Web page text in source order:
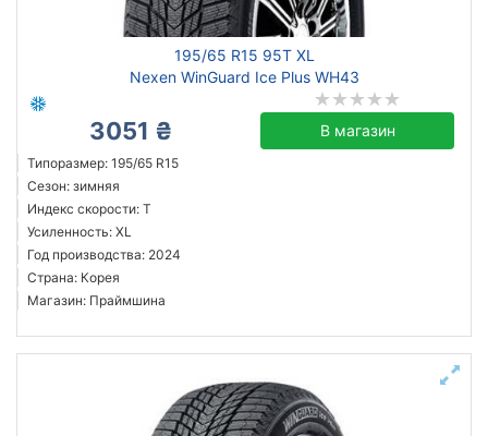
195/65 R15 95T XL
Nexen WinGuard Ice Plus WH43
3051 ₴ В магазин
Типоразмер: 195/65 R15
Сезон: зимняя
Индекс скорости: T
Усиленность: XL
Год производства: 2024
Страна: Корея
Магазин: Праймшина